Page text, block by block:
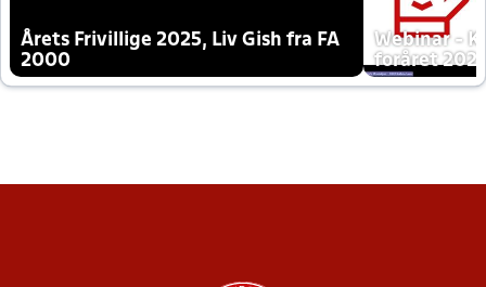
Årets Frivillige 2025, Liv Gish fra FA
2000
Webinar -
foråret